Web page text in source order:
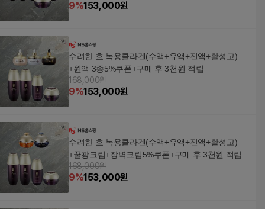
9%153,000원
수려한 효 녹용콜라겐(수액+유액+진액+활성고)
+원액 3종5%쿠폰+구매 후 3천원 적립
168,000원
9%153,000원
수려한 효 녹용콜라겐(수액+유액+진액+활성고)
+꿀광크림+장벽크림5%쿠폰+구매 후 3천원 적립
168,000원
9%153,000원